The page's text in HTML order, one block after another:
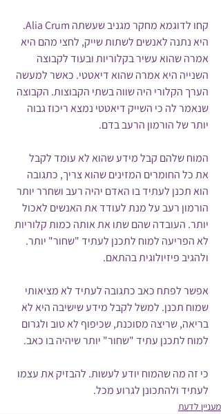
קחו לדוגמא מחקר מגניב שעשתה Alia Crum.
היא נתנה לאנשים לשתות שייק, לחצי מהם היא
אמרה שהוא עשיר בקלוריות ובעוד לקבוצה
השנייה היא אמרה שהוא דיאטטי. כאשר למעשה
הערך הקלורי היה שווה בשתי הקבוצות. הקבוצה
שנאמר לה כי השייק דיאטטי נמצא ריכוז גבוה
יותר של הורמון הרעב בדם.
המוח שלהם קבל מידע שהוא לא עומד לקבל
את כל החומרים המזינים שהוא צריך, כתגובה
הוא תכנן לעתיד בו האדם יהיה רעב ושחרר יותר
הורמון רעב על מנת לעודד את האנשים לאכול
יותר. העובדה שהם שתו את אותה כמות קלוריות
לא הפריעה למוח לתכנן לעתיד "שחור" יותר.
ולהגיב פיזיולוגית בהתאם.
אפשר לפתח כאב כתגובה לעתיד לא מציאותי
שמוח תכנן. למשל לקבל מידע שישיבה היא לא
בריאה, שריצה מסוכנת, שכיפוף לא טוב ולגרום
למוח לתכנן עתיד "שחור" יותר שיהיה בו כאב.
כי זה מה שהמוח יודע לעשות. להבזיק את עצמו
לעתיד ולהתכונן לגרוע מכל.
מעניין לדעת